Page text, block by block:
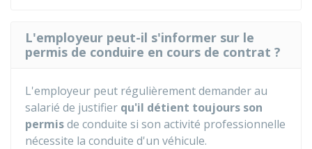
L'employeur peut-il s'informer sur le
permis de conduire en cours de contrat ?
L'employeur peut régulièrement demander au
salarié de justifier qu'il détient toujours son
permisde conduite si son activité professionnelle
nécessite la conduite d'un véhicule.